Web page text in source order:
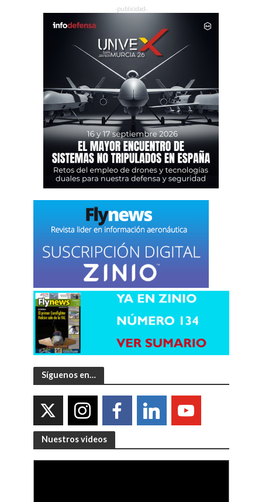
Síguenos en…
Nuestros videos